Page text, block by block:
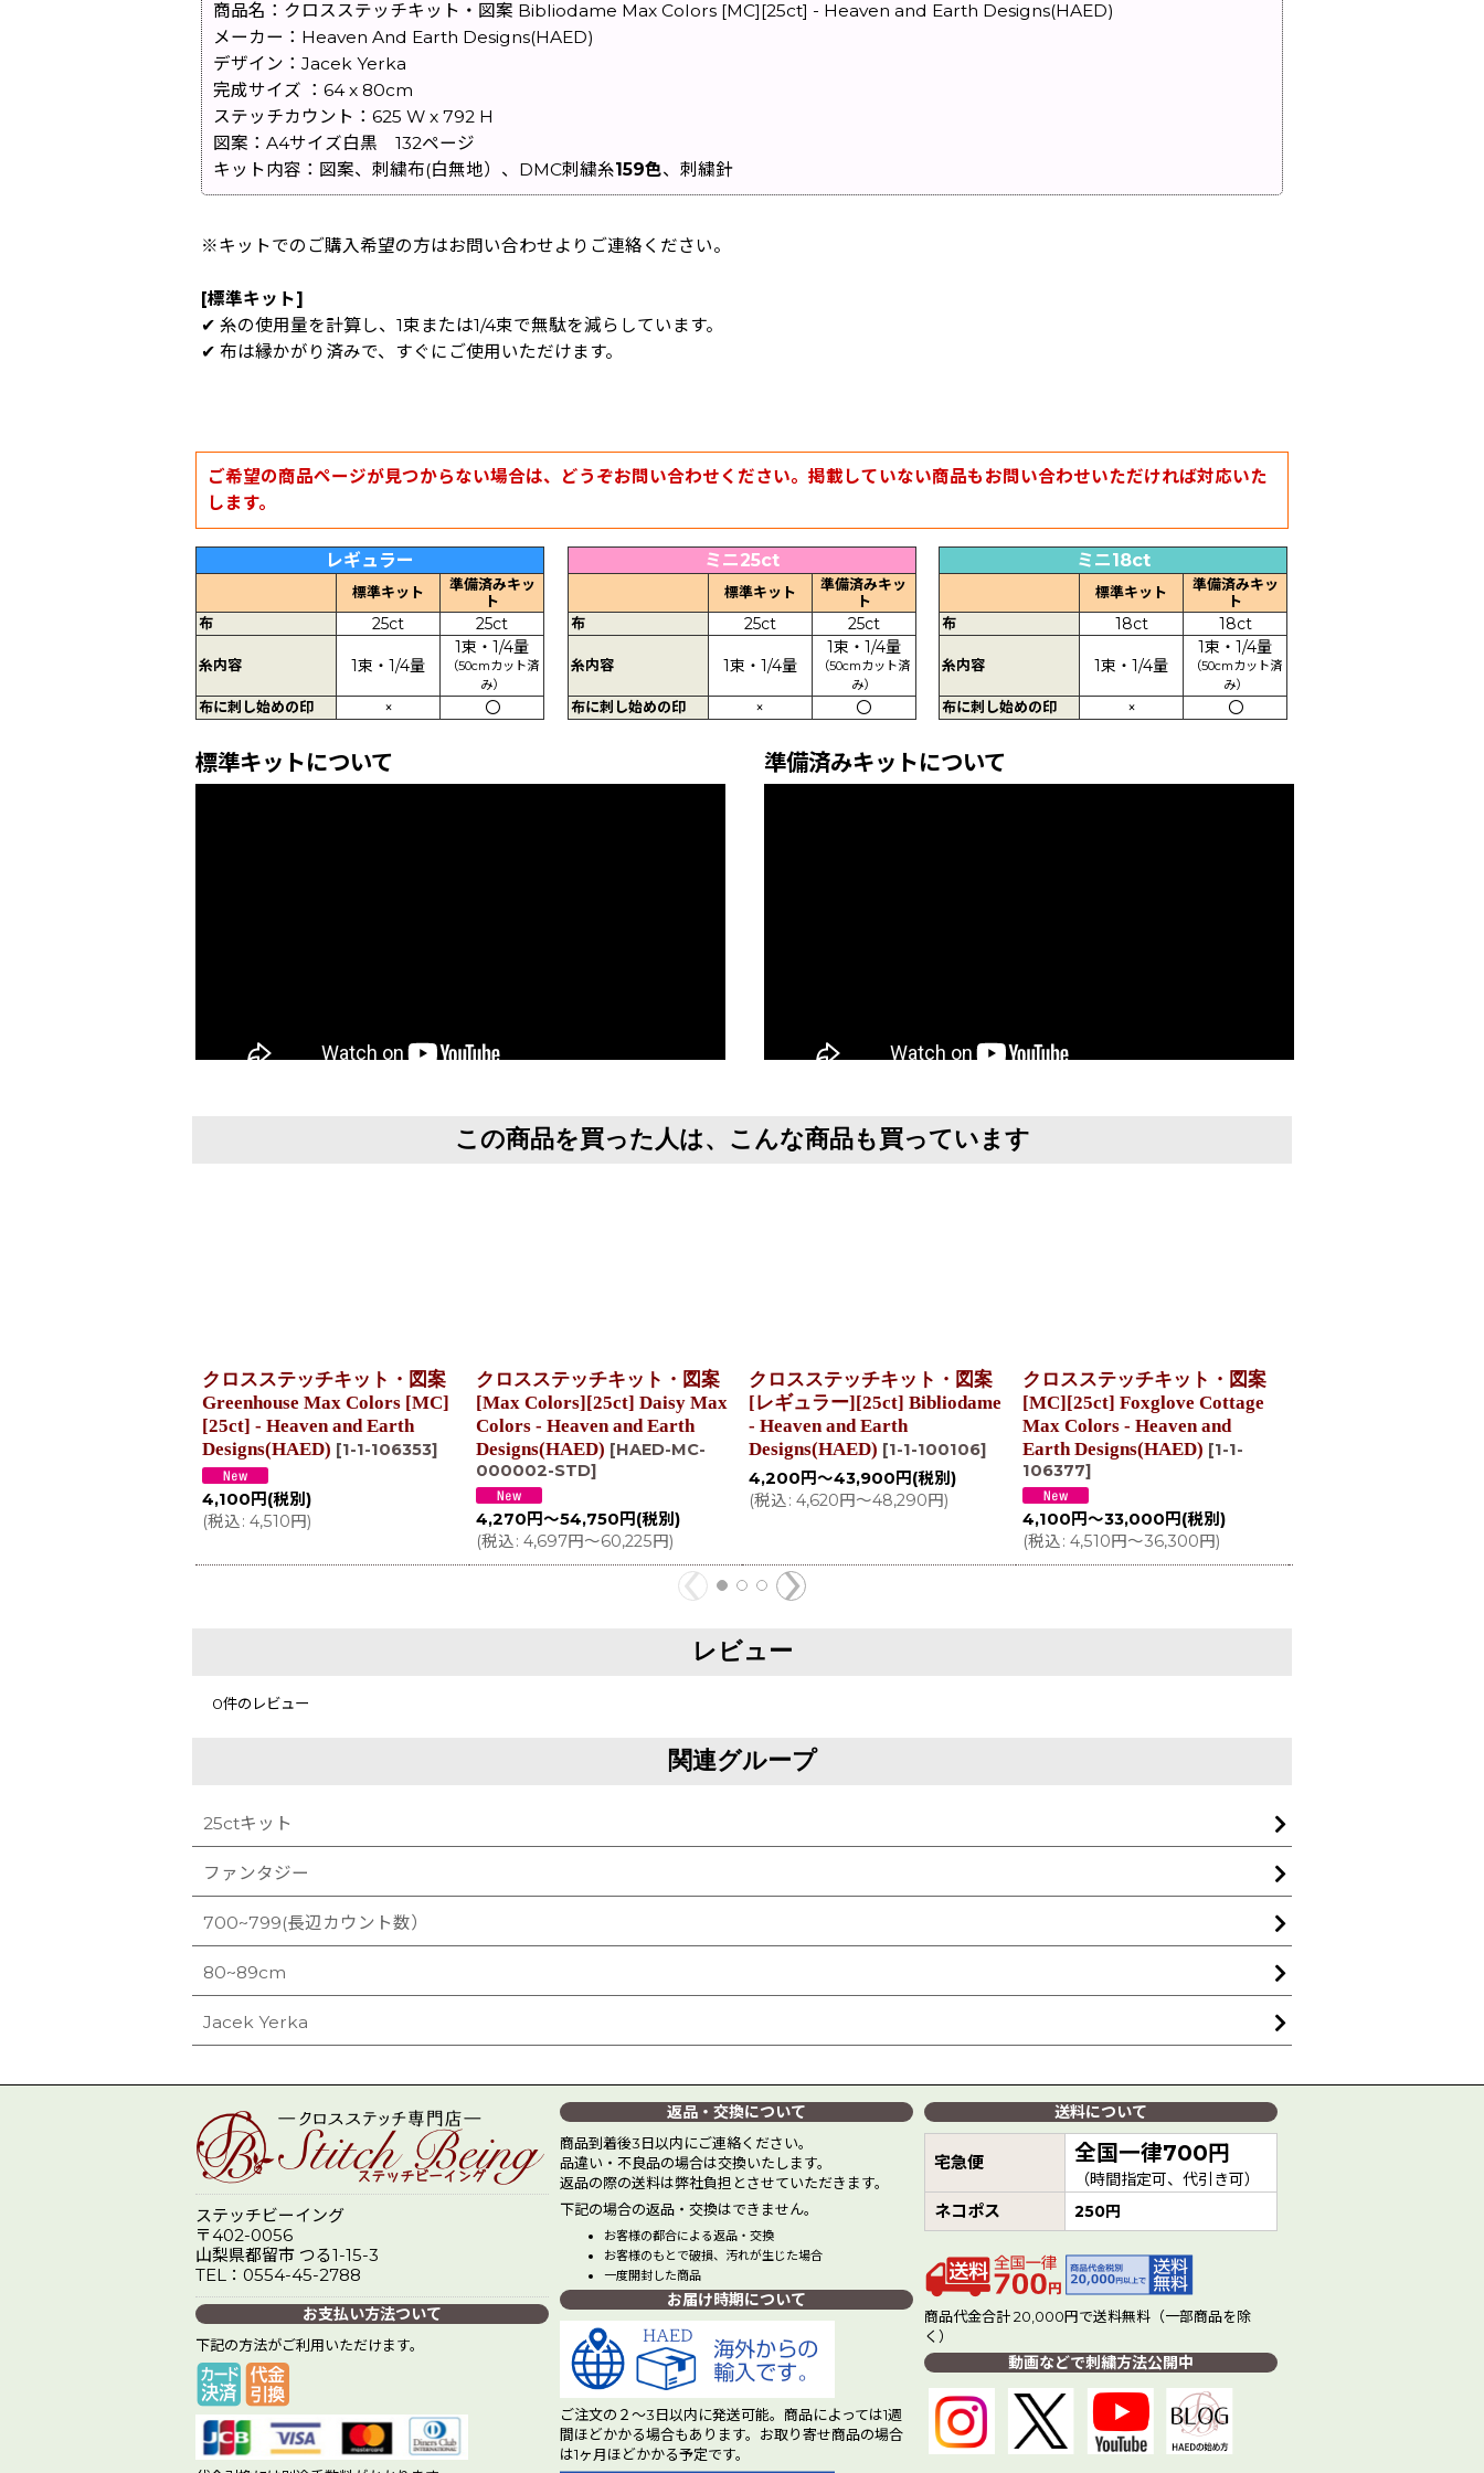
商品名：クロスステッチキット・図案 Bibliodame Max Colors [MC][25ct] - Heaven and Earth Designs(HAED)
メーカー：Heaven And Earth Designs(HAED)
デザイン：Jacek Yerka
完成サイズ ：64 x 80cm
ステッチカウント：625 W x 792 H
図案：A4サイズ白黒 132ページ
キット内容：図案、刺繍布(白無地）、DMC刺繍糸159色、刺繍針
※キットでのご購入希望の方はお問い合わせよりご連絡ください。
[標準キット]
✔ 糸の使用量を計算し、1束または1/4束で無駄を減らしています。
✔ 布は縁かがり済みで、すぐにご使用いただけます。
ご希望の商品ページが見つからない場合は、どうぞお問い合わせください。掲載していない商品もお問い合わせいただければ対応いた
します。
レギュラー
標準キット
準備済みキッ
ト
布
25ct 25ct
糸内容 1束・1/4量
1束・1/4量
（50cmカット済
み）
布に刺し始めの印 × 〇
ミニ25ct
標準キット
準備済みキッ
ト
布
25ct 25ct
糸内容 1束・1/4量
1束・1/4量
（50cmカット済
み）
布に刺し始めの印 × 〇
ミニ18ct
標準キット
準備済みキッ
ト
布
18ct 18ct
糸内容 1束・1/4量
1束・1/4量
（50cmカット済
み）
布に刺し始めの印 × 〇
標準キットについて 準備済みキットについて
この商品を買った人は、こんな商品も買っています
クロスステッチキット・図案
Greenhouse Max Colors [MC]
[25ct] - Heaven and Earth
Designs(HAED) [1-1-106353]
4,100 円 (税別)
(税込: 4,510円)
クロスステッチキット・図案
[Max Colors][25ct] Daisy Max
Colors - Heaven and Earth
Designs(HAED) [HAED-MC-
000002-STD]
4,270 円～54,750 円 (税別)
(税込: 4,697円～60,225円)
クロスステッチキット・図案
[レギュラー][25ct] Bibliodame
- Heaven and Earth
Designs(HAED) [1-1-100106]
4,200 円～43,900 円 (税別)
(税込: 4,620円～48,290円)
クロスステッチキット・図案
[MC][25ct] Foxglove Cottage
Max Colors - Heaven and
Earth Designs(HAED) [1-1-
106377]
4,100 円～33,000 円 (税別)
(税込: 4,510円～36,300円)
レビュー
0件のレビュー
関連グループ
25ctキット
ファンタジー
700~799(長辺カウント数）
80~89cm
Jacek Yerka
ステッチビーイング
〒402-0056
山梨県都留市 つる1-15-3
TEL：0554-45-2788
お支払い方法ついて
下記の方法がご利用いただけます。
返品・交換について
商品到着後3日以内にご連絡ください。
品違い・不良品の場合は交換いたします。
返品の際の送料は弊社負担とさせていただきます。
下記の場合の返品・交換はできません。
お客様の都合による返品・交換
お客様のもとで破損、汚れが生じた場合
一度開封した商品
お届け時期について
ご注文の２～3日以内に発送可能。商品によっては1週
間ほどかかる場合もあります。お取り寄せ商品の場合
は1ヶ月ほどかかる予定です。
送料について
宅急便 全国一律700円
（時間指定可、代引き可）
ネコポス 250円
商品代金合計 20,000円で送料無料（一部商品を除
く）
動画などで刺繍方法公開中